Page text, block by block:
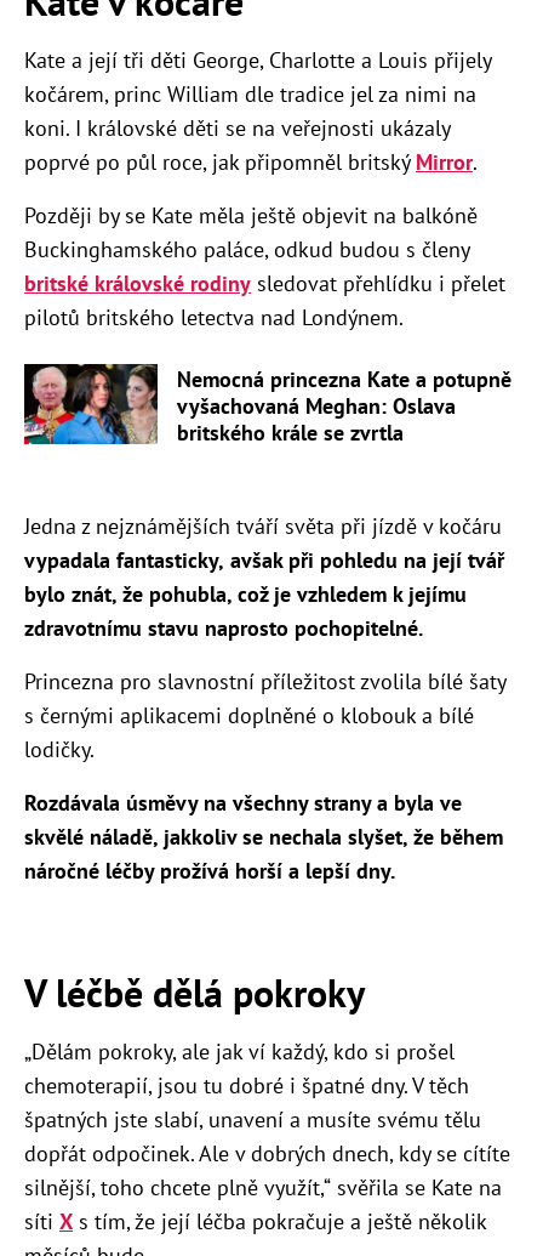
Kate a její tři děti George, Charlotte a Louis přijely
kočárem, princ William dle tradice jel za nimi na
koni. I královské děti se na veřejnosti ukázaly
poprvé po půl roce, jak připomněl britský Mirror.
Později by se Kate měla ještě objevit na balkóně
Buckinghamského paláce, odkud budou s členy
britské královské rodiny sledovat přehlídku i přelet
pilotů britského letectva nad Londýnem.
Nemocná princezna Kate a potupně
vyšachovaná Meghan: Oslava
britského krále se zvrtla
Jedna z nejznámějších tváří světa při jízdě v kočáru
vypadala fantasticky, avšak při pohledu na její tvář
bylo znát, že pohubla, což je vzhledem k jejímu
zdravotnímu stavu naprosto pochopitelné.
Princezna pro slavnostní příležitost zvolila bílé šaty
s černými aplikacemi doplněné o klobouk a bílé
lodičky.
Rozdávala úsměvy na všechny strany a byla ve
skvělé náladě, jakkoliv se nechala slyšet, že během
náročné léčby prožívá horší a lepší dny.
V léčbě dělá pokroky
„Dělám pokroky, ale jak ví každý, kdo si prošel
chemoterapií, jsou tu dobré i špatné dny. V těch
špatných jste slabí, unavení a musíte svému tělu
dopřát odpočinek. Ale v dobrých dnech, kdy se cítíte
silnější, toho chcete plně využít,“ svěřila se Kate na
síti X s tím, že její léčba pokračuje a ještě několik